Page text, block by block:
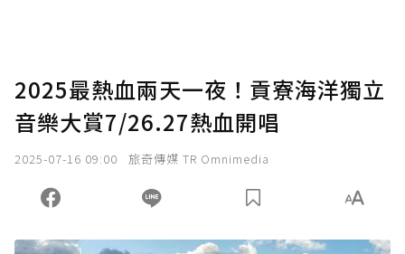
2025最熱血兩天一夜！貢寮海洋獨立
音樂大賞7/26.27熱血開唱
2025-07-16 09:00 旅奇傳媒 TR Omnimedia